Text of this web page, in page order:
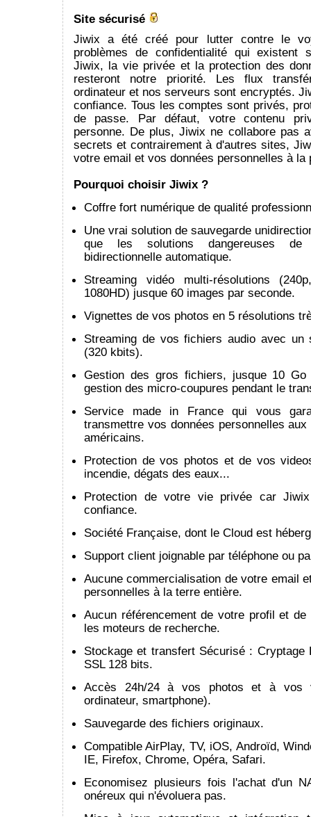
Site sécurisé
Jiwix a été créé pour lutter contre le
problèmes de confidentialité qui existent
Jiwix, la vie privée et la protection des
resteront notre priorité. Les flux
ordinateur et nos serveurs sont encryptés.
confiance. Tous les comptes sont privés,
de passe. Par défaut, votre contenu
personne. De plus, Jiwix ne collabore pas
secrets et contrairement à d'autres sites,
votre email et vos données personnelles à la
Pourquoi choisir Jiwix ?
Coffre fort numérique de qualité
Une vrai solution de sauvegarde
que les solutions dangereuses de
bidirectionnelle automatique.
Streaming vidéo multi-résolutions
1080HD) jusque 60 images par seconde.
Vignettes de vos photos en 5 résolutions
Streaming de vos fichiers audio avec un
(320 kbits).
Gestion des gros fichiers, jusque 10
gestion des micro-coupures pendant le
Service made in France qui vous
transmettre vos données personnelles
américains.
Protection de vos photos et de vos
incendie, dégats des eaux...
Protection de votre vie privée car
confiance.
Société Française, dont le Cloud est
Support client joignable par téléphone ou
Aucune commercialisation de votre email
personnelles à la terre entière.
Aucun référencement de votre profil et
les moteurs de recherche.
Stockage et transfert Sécurisé : Cryptage
SSL 128 bits.
Accès 24h/24 à vos photos et à vos
ordinateur, smartphone).
Sauvegarde des fichiers originaux.
Compatible AirPlay, TV, iOS, Androïd,
IE, Firefox, Chrome, Opéra, Safari.
Economisez plusieurs fois l'achat d'un
onéreux qui n'évoluera pas.